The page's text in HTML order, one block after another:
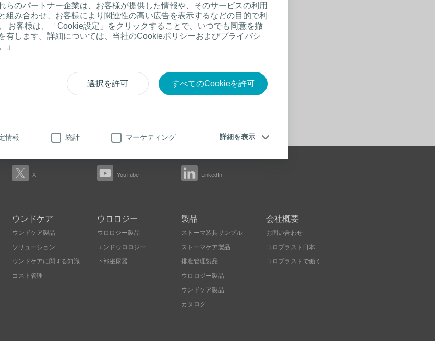
らのパートナー企業は、お客様が提供した情報や、そのサービスの利用
組み合わせ、お客様により関連性の高い広告を表示するなどの目的で利
お客様は、「Cookie設定」をクリックすることで、いつでも同意を撤
有します。詳細については、当社のCookieポリシーおよびプライバシ
」
選択を許可 すべてのCookieを許可
情報 統計 マーケティング 詳細を表示
医療従事者以外の方
X YouTube LinkedIn
ウンドケア
ウンドケア製品
ソリューション
ウンドケアに関する知識
コスト管理
ウロロジー
ウロロジー製品
エンドウロロジー
下部泌尿器
製品
ストーマ装具サンプル
ストーマケア製品
排泄管理製品
ウロロジー製品
ウンドケア製品
カタログ
会社概要
お問い合わせ
コロプラスト日本
コロプラストで働く